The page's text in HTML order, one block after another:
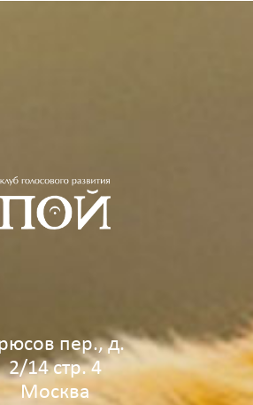
пер., д.
2/14 стр. 4
Москва